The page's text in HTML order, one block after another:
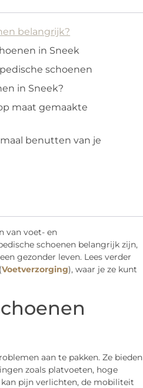
belangrijk?
in Sneek
schoenen
in Sneek?
maat gemaakte
benutten van je
van voet- en
schoenen belangrijk zijn,
gezonder leven. Lees verder
Voetverzorging), waar je ze kunt
aan te pakken. Ze bieden
zoals platvoeten, hoge
pijn verlichten, de mobiliteit